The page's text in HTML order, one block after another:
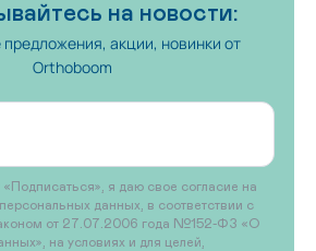
на новости:
акции, новинки от
Orthoboom
я даю свое согласие на
данных, в соответствии с
от 27.07.2006 года №152-ФЗ «О
на условиях и для целей,